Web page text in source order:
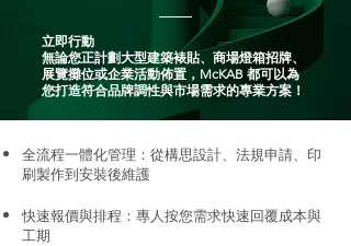
立即行動
無論您正計劃大型建築裱貼、商場燈箱招牌、
展覽攤位或企業活動佈置，McKAB 都可以為
您打造符合品牌調性與市場需求的專業方案！
全流程一體化管理：從構思設計、法規申請、印
刷製作到安裝後維護
快速報價與排程：專人按您需求快速回覆成本與
工期